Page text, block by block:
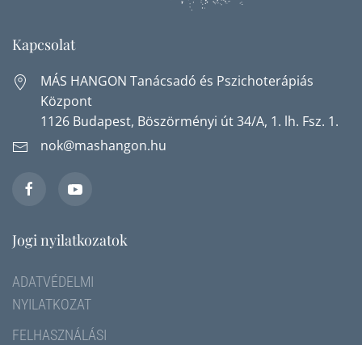
Kapcsolat
MÁS HANGON Tanácsadó és Pszichoterápiás
Központ
1126 Budapest, Böszörményi út 34/A, 1. lh. Fsz. 1.
nok@mashangon.hu
Jogi nyilatkozatok
ADATVÉDELMI
NYILATKOZAT
FELHASZNÁLÁSI